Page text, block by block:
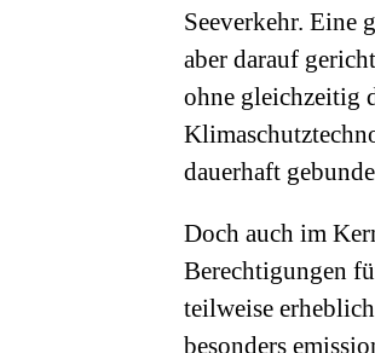
Seeverkehr. Eine
aber darauf
ohne gleichzeitig
dauerhaft
Doch auch im
Berechtigungen
teilweise
besonders